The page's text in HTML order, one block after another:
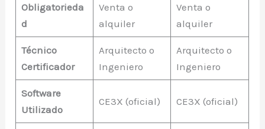
Obligatorieda
d
Venta o
alquiler
Venta o
alquiler
Técnico
Certificador
Arquitecto o
Ingeniero
Arquitecto o
Ingeniero
Software
Utilizado
CE3X (oficial) CE3X (oficial)